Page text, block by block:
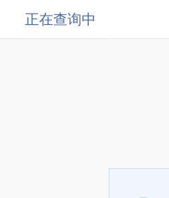
正在查询中